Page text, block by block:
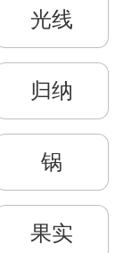
光线
归纳
锅
果实